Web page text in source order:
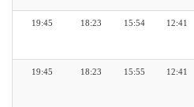
12:41
15:54
18:23
19:45
12:41
15:55
18:23
19:45